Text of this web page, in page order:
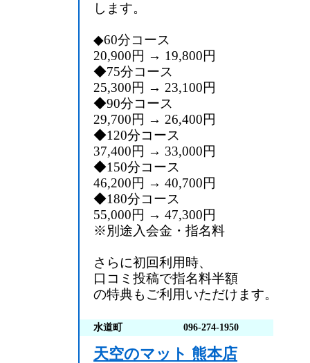
します。
◆60分コース
20,900円 → 19,800円
◆75分コース
25,300円 → 23,100円
◆90分コース
29,700円 → 26,400円
◆120分コース
37,400円 → 33,000円
◆150分コース
46,200円 → 40,700円
◆180分コース
55,000円 → 47,300円
※別途入会金・指名料
さらに初回利用時、
口コミ投稿で指名料半額
の特典もご利用いただけます。
水道町 096-274-1950
天空のマット 熊本店